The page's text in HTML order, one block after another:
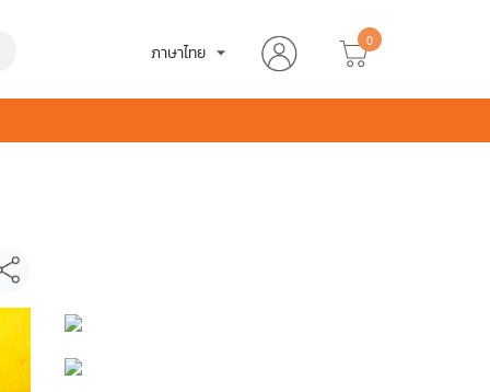
ภาษาไทย arrow_drop_down
0